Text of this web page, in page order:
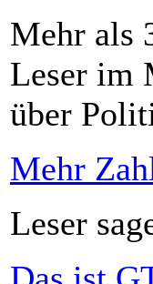
Mehr als
Leser im
über
Mehr
Leser